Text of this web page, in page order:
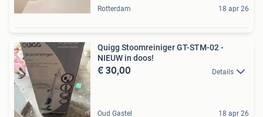
Rotterdam 18 apr 26
Quigg Stoomreiniger GT-STM-02 -
NIEUW in doos!
€ 30,00 Details
Oud Gastel 18 apr 26